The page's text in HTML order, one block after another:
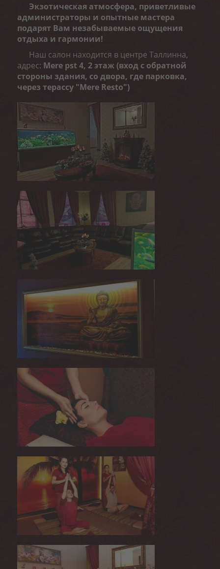
Экзотическая атмосфера, приветливые
администраторы и опытные мастера
подарят Вам незабываемые ощущения
отдыха и гармонии!
Наш салон находится в центре Таллинна,
адрес: Mere pst 4, 2 этаж (вход с обратной
стороны здания, со двора, где парковка,
через терассу "Mere Resto")